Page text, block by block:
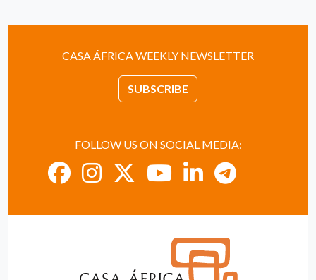
CASA ÁFRICA WEEKLY NEWSLETTER
SUBSCRIBE
FOLLOW US ON SOCIAL MEDIA: